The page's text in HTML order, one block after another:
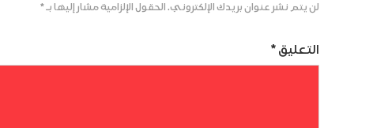
لن يتم نشر عنوان بريدك الإلكتروني. الحقول الإلزامية مشار إليها بـ*
التعليق *